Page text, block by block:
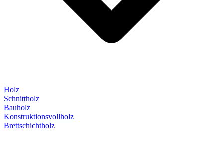
Holz
Schnittholz
Bauholz
Konstruktionsvollholz
Brettschichtholz